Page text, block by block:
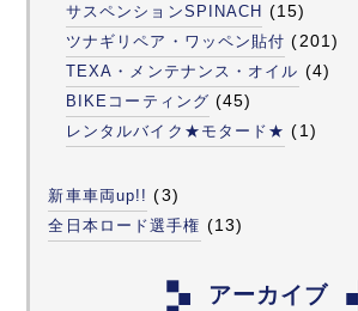
サスペンションSPINACH (15)
ツナギリペア・ワッペン貼付 (201)
TEXA・メンテナンス・オイル (4)
BIKEコーティング (45)
レンタルバイク★モタード★ (1)
新車車両up!! (3)
全日本ロード選手権 (13)
アーカイブ